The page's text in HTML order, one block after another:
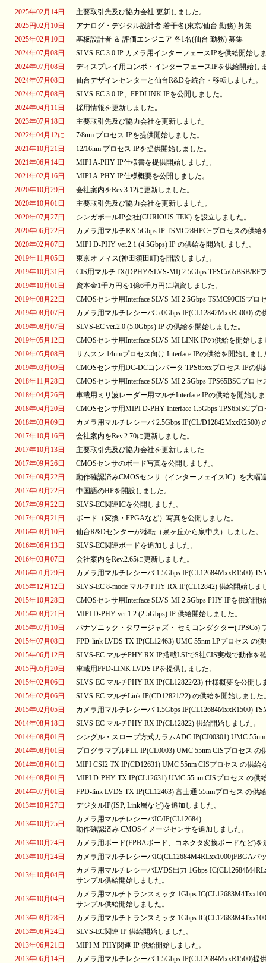
2025年02月14日
主要取引先及び協力会社 更新しました。
2025円02月10日
アナログ・デジタル設計者 若干名(東京/仙台 勤務) 募集
2025年02月10日
基板設計者 ＆ 評価エンジニア 各1名(仙台 勤務) 募集
2024年07月08日
SLVS-EC 3.0 IP カメラ用インターフェースIPを供給開始し
2024年07月08日
ディスプレイ用コンボ・インターフェースIPを供給開始し
2024年07月08日
仙台デザインセンターと仙台R&Dを統合・移転しました。
2024年07月08日
SLVS-EC 3.0 IP、FPDLINK IPを公開しました。
2024年04月11日
採用情報を更新しました。
2023年07月18日
主要取引先及び協力会社を更新しました
2022年04月12に
7/8nm プロセス IPを提供開始しました。
2021年10月21日
12/16nm プロセス IPを提供開始しました。
2021年06月14日
MIPI A-PHY IP仕様書を提供開始しました。
2021年02月16日
MIPI A-PHY IP仕様概要を公開しました。
2020年10月29日
会社案内をRev.3.12に更新しました。
2020年10月01日
主要取引先及び協力会社を更新しました。
2020年07月27日
シンガポールIP会社(CURIOUS TEK) を設立しました。
2020年06月22日
カメラ用マルチRX 5Gbps IP TSMC28HPC+プロセスの供給
2020年02月07日
MIPI D-PHY ver.2.1 (4.5Gbps) IP の供給を開始しました。
2019年11月05日
東京オフィス(神田須田町)を開設しました。
2019年10月31日
CIS用マルチTX(DPHY/SLVS-MI) 2.5Gbps TPSCo65BSB/
2019年10月01日
資本金1千万円を1億6千万円に増資しました。
2019年08月22日
CMOSセンサ用Interface SLVS-MI 2.5Gbps TSMC90CISプ
2019年08月07日
カメラ用マルチレシーバ 5.0Gbps IP(CL12842MxxR5000)
2019年08月07日
SLVS-EC ver.2.0 (5.0Gbps) IP の供給を開始しました。
2019年05月12日
CMOSセンサ用Interface SLVS-MI LINK IPの供給を開始し
2019年05月08日
サムスン 14nmプロセス向け Interface IPの供給を開始しまし
2019年03月09日
CMOSセンサ用DC-DCコンバータ TPS65xxプロセス IPの
2018年11月28日
CMOSセンサ用Interface SLVS-MI 2.5Gbps TPS65BSCプロ
2018年04月26日
車載用ミリ波レーダー用マルチInterface IPの供給を開始し
2018年04月20日
CMOSセンサ用MIPI D-PHY Interface 1.5Gbps TPS65ISCプ
2018年03月09日
カメラ用マルチレシーバ 2.5Gbps IP(CL/D12842MxxR2500)
2017年10月16日
会社案内をRev.2.70に更新しました。
2017年10月13日
主要取引先及び協力会社を更新しました
2017年09月26日
CMOSセンサのボード写真を公開しました。
2017年09月22日
動作確認済みCMOSセンサ（インターフェイスIC）を大幅
2017年09月22日
中国語のHPを開設しました。
2017年09月22日
SLVS-EC関連ICを公開しました。
2017年09月21日
ボード（変換・FPGAなど）写真を公開しました。
2016年08月10日
仙台R&Dセンターが移転（泉ヶ丘から泉中央）しました。
2016年06月13日
SLVS-EC関連ボードを追加しました。
2016年03月07日
会社案内をRev.2.65に更新しました。
2016年01月29日
カメラ用マルチレシーバ 1.5Gbps IP(CL12684MxxR1500)
2015年12月12日
SLVS-EC 8-mode マルチPHY RX IP(CL12842) 供給開始しま
2015年10月28日
CMOSセンサ用Interface SLVS-MI 2.5Gbps PHY IPを供給開
2015年08月21日
MIPI D-PHY ver.1.2 (2.5Gbps) IP 供給開始しました。
2015年07月10日
パナソニック・タワージャズ・ セミコンダクター
2015年07月08日
FPD-link LVDS TX IP(CL12463) UMC 55nm LPプロセス の
2015年06月12日
SLVS-EC マルチPHY RX IP搭載LSIでS社CIS実機で動作を
2015円05月20日
車載用FPD-LINK LVDS IPを提供しました。
2015年02月06日
SLVS-EC マルチPHY RX IP(CL12822/23) 仕様概要を公開し
2015年02月06日
SLVS-EC マルチLink IP(CD12821/22) の供給を開始しました
2015年02月05日
カメラ用マルチレシーバ 1.5Gbps IP(CL12684MxxR1500)
2014年08月18日
SLVS-EC マルチPHY RX IP(CL12822) 供給開始しました。
2014年08月01日
シングル・スロープ方式カラムADC IP(CI00301) UMC
2014年08月01日
プログラマブルPLL IP(CL0003) UMC 55nm CISプロセス の
2014年08月01日
MIPI CSI2 TX IP(CD12631) UMC 55nm CISプロセス の供給
2014年08月01日
MIPI D-PHY TX IP(CL12631) UMC 55nm CISプロセス の供
2014年07月01日
FPD-link LVDS TX IP(CL12463) 富士通 55nmプロセス の供
2013年10月27日
デジタルIP(ISP, Link層など)を追加しました。
2013年10月25日
カメラ用マルチレシーバIC/IP(CL12684)
動作確認済み CMOSイメージセンサを追加しました。
2013年10月24日
カメラ用ボード(FPBAボード、コネクタ変換ボードなど)を
2013年10月24日
カメラ用マルチレシーバIC(CL12684M4RLxx1000)FBGAパ
2013年10月04日
カメラ用マルチレシーバLVDS出力 1Gbps
サンプル供給開始しました。
2013年10月04日
カメラ用マルチトランスミッタ 1Gbps
サンプル供給開始しました。
2013年08月28日
カメラ用マルチトランスミッタ 1Gbps
2013年06月24日
SLVS-EC関連 IP 供給開始しました。
2013年06月21日
MIPI M-PHY関連 IP 供給開始しました。
2013年06月14日
カメラ用マルチレシーバ 1.5Gbps IP(CL12684MxxR1500)提